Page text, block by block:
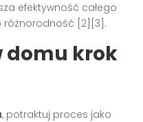
efektywność całego
[2][3].
domu krok
, potraktuj proces jako